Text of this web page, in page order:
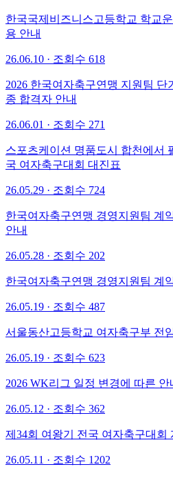
한국국제비즈니스고등학교 학교
용 안내
26.06.10 · 조회수 618
2026 한국여자축구연맹 지원팀 단
종 합격자 안내
26.06.01 · 조회수 271
스포츠케이션 명품도시 합천에서
국 여자축구대회 대진표
26.05.29 · 조회수 724
한국여자축구연맹 경영지원팀 계
안내
26.05.28 · 조회수 202
한국여자축구연맹 경영지원팀 계
26.05.19 · 조회수 487
서울동산고등학교 여자축구부 전
26.05.19 · 조회수 623
2026 WK리그 일정 변경에 따른 안
26.05.12 · 조회수 362
제34회 여왕기 전국 여자축구대회
26.05.11 · 조회수 1202